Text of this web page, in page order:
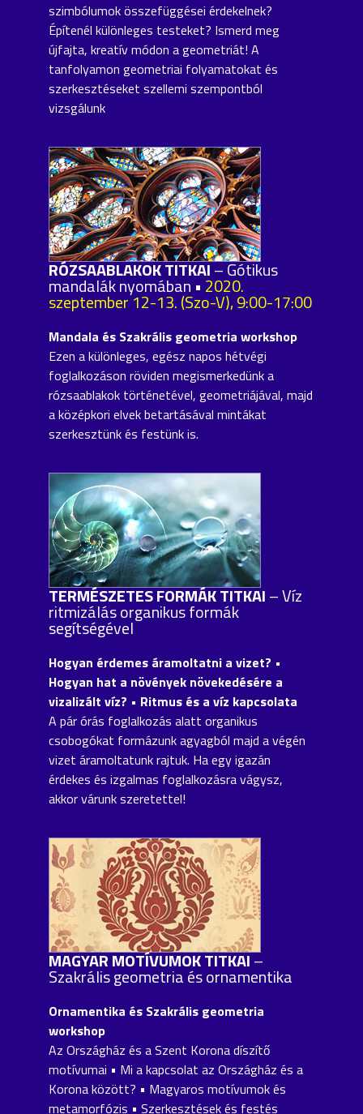
szimbólumok összefüggései érdekelnek?
Építenél különleges testeket? Ismerd meg
újfajta, kreatív módon a geometriát! A
tanfolyamon geometriai folyamatokat és
szerkesztéseket szellemi szempontból
vizsgálunk
RÓZSAABLAKOK TITKAI– Gótikus
mandalák nyomában • 2020.
szeptember 12-13. (Szo-V), 9:00-17:00
Mandala és Szakrális geometria workshop
Ezen a különleges, egész napos hétvégi
foglalkozáson röviden megismerkedünk a
rózsaablakok történetével, geometriájával, majd
a középkori elvek betartásával mintákat
szerkesztünk és festünk is.
TERMÉSZETES FORMÁK TITKAI– Víz
ritmizálás organikus formák
segítségével
Hogyan érdemes áramoltatni a vizet? •
Hogyan hat a növények növekedésére a
vizalizált víz? • Ritmus és a víz kapcsolata
A pár órás foglalkozás alatt organikus
csobogókat formázunk agyagból majd a végén
vizet áramoltatunk rajtuk. Ha egy igazán
érdekes és izgalmas foglalkozásra vágysz,
akkor várunk szeretettel!
MAGYAR MOTÍVUMOK TITKAI–
Szakrális geometria és ornamentika
Ornamentika és Szakrális geometria
workshop
Az Országház és a Szent Korona díszítő
motívumai • Mi a kapcsolat az Országház és a
Korona között? • Magyaros motívumok és
metamorfózis • Szerkesztések és festés